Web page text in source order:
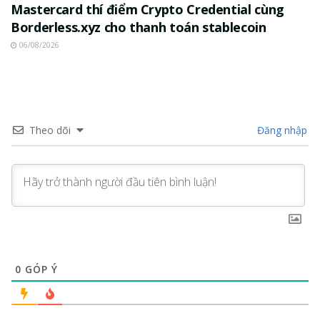
Mastercard thí điểm Crypto Credential cùng
Borderless.xyz cho thanh toán stablecoin
06/08/2026
Theo dõi Đăng nhập
0 GÓP Ý